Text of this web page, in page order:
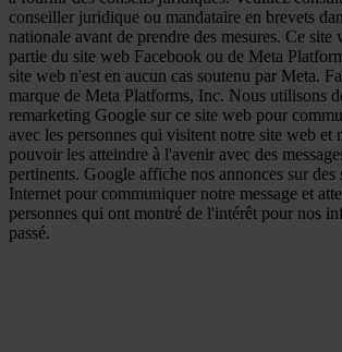
conseiller juridique ou mandataire en brevets
nationale avant de prendre des mesures. Ce site
partie du site web Facebook ou de Meta
site web n'est en aucun cas soutenu par Meta.
marque de Meta Platforms, Inc. Nous utilisons
remarketing Google sur ce site web pour
avec les personnes qui visitent notre site web et
pouvoir les atteindre à l'avenir avec des
pertinents. Google affiche nos annonces sur des
Internet pour communiquer notre message et
personnes qui ont montré de l'intérêt pour nos
passé.